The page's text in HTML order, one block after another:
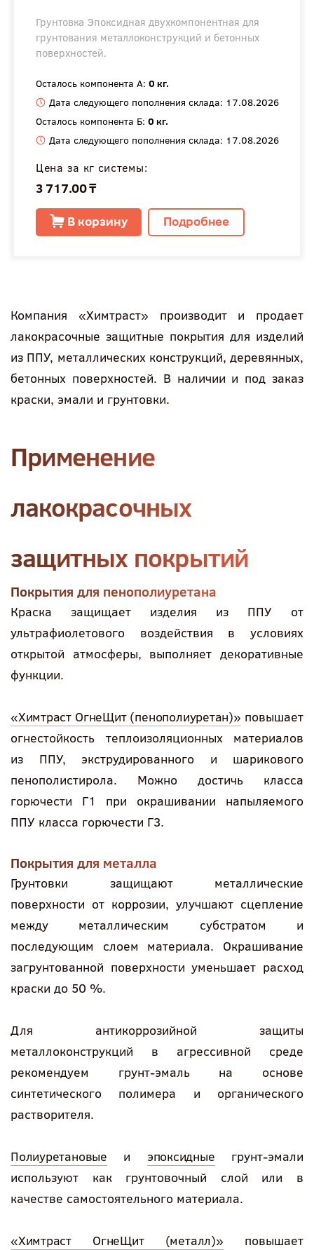
Грунтовка Эпоксидная двухкомпонентная для
грунтования металлоконструкций и бетонных
поверхностей.
Осталось компонента А: 0 кг.
Дата следующего пополнения склада: 17.08.2026
Осталось компонента Б: 0 кг.
Дата следующего пополнения склада: 17.08.2026
Цена за кг системы:
3 717.00 ₸
В корзину
Подробнее
Компания «Химтраст» производит и продает
лакокрасочные защитные покрытия для изделий
из ППУ, металлических конструкций, деревянных,
бетонных поверхностей. В наличии и под заказ
краски, эмали и грунтовки.
Применение
лакокрасочных
защитных покрытий
Покрытия для пенополиуретана
Краска защищает изделия из ППУ от
ультрафиолетового воздействия в условиях
открытой атмосферы, выполняет декоративные
функции.
«Химтраст ОгнеЩит (пенополиуретан)» повышает
огнестойкость теплоизоляционных материалов
из ППУ, экструдированного и шарикового
пенополистирола. Можно достичь класса
горючести Г1 при окрашивании напыляемого
ППУ класса горючести Г3.
Покрытия для металла
Грунтовки защищают металлические
поверхности от коррозии, улучшают сцепление
между металлическим субстратом и
последующим слоем материала. Окрашивание
загрунтованной поверхности уменьшает расход
краски до 50 %.
Для антикоррозийной защиты
металлоконструкций в агрессивной среде
рекомендуем грунт-эмаль на основе
синтетического полимера и органического
растворителя.
Полиуретановые и эпоксидные грунт-эмали
используют как грунтовочный слой или в
качестве самостоятельного материала.
«Химтраст ОгнеЩит (металл)» повышает